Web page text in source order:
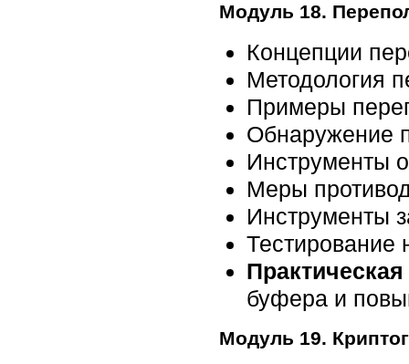
Модуль 18.
Концепции
Методология
Примеры
Обнаружение
Инструменты
Меры
Инструменты
буфера и
Модуль 19.